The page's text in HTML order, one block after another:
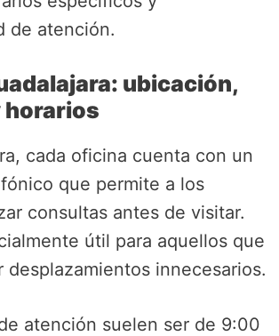
de atención.
ubicación,
horarios
cada oficina cuenta con un
que permite a los
consultas antes de visitar.
útil para aquellos que
desplazamientos innecesarios.
atención suelen ser de 9:00